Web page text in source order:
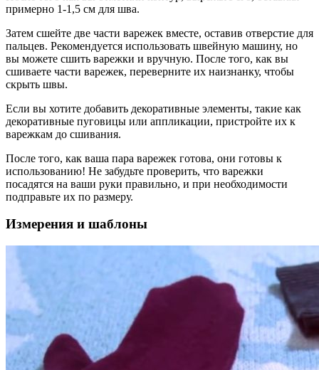
примерно 1-1,5 см для шва.
Затем сшейте две части варежек вместе, оставив отверстие для
пальцев. Рекомендуется использовать швейную машину, но
вы можете сшить варежки и вручную. После того, как вы
сшиваете части варежек, переверните их наизнанку, чтобы
скрыть швы.
Если вы хотите добавить декоративные элементы, такие как
декоративные пуговицы или аппликации, пристройте их к
варежкам до сшивания.
После того, как ваша пара варежек готова, они готовы к
использованию! Не забудьте проверить, что варежки
посадятся на ваши руки правильно, и при необходимости
подправьте их по размеру.
Измерения и шаблоны